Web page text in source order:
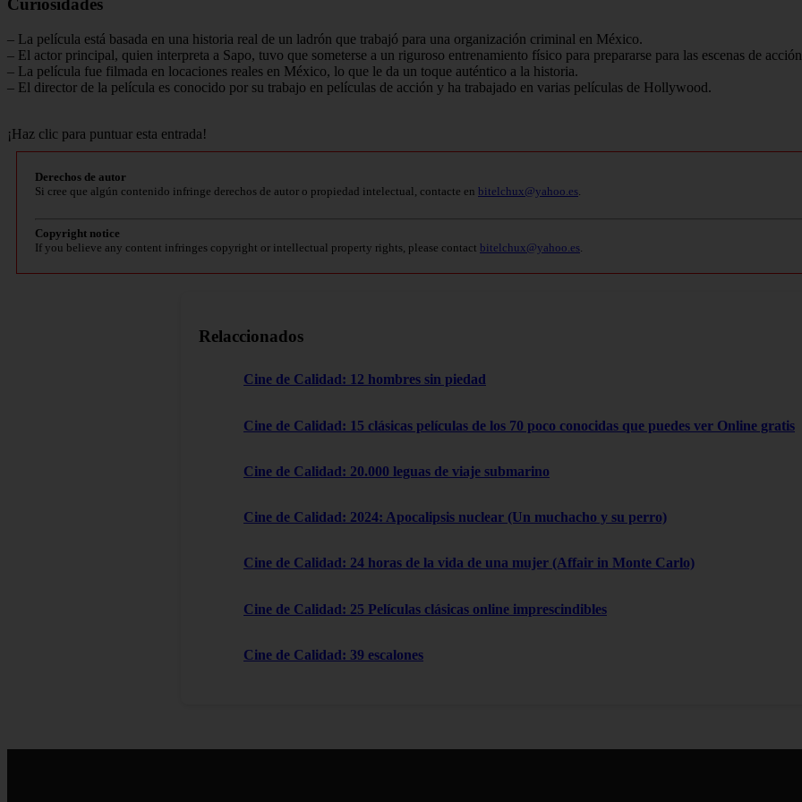
Curiosidades
– La película está basada en una historia real de un ladrón que trabajó para una organización criminal en México.
– El actor principal, quien interpreta a Sapo, tuvo que someterse a un riguroso entrenamiento físico para prepararse para las escenas de
– La película fue filmada en locaciones reales en México, lo que le da un toque auténtico a la historia.
– El director de la película es conocido por su trabajo en películas de acción y ha trabajado en varias películas de Hollywood.
¡Haz clic para puntuar esta entrada!
Derechos de autor
Si cree que algún contenido infringe derechos de autor o propiedad intelectual, contacte en bitelchux@yahoo.es
Copyright notice
If you believe any content infringes copyright or intellectual property rights, please contact bitelchux@yahoo.es
Relaccionados
Cine de Calidad: 12 hombres sin piedad
Cine de Calidad: 15 clásicas películas de los 70 poco conocidas que puedes ver Online gratis
Cine de Calidad: 20.000 leguas de viaje submarino
Cine de Calidad: 2024: Apocalipsis nuclear (Un muchacho y su perro)
Cine de Calidad: 24 horas de la vida de una mujer (Affair in Monte Carlo)
Cine de Calidad: 25 Películas clásicas online imprescindibles
Cine de Calidad: 39 escalones